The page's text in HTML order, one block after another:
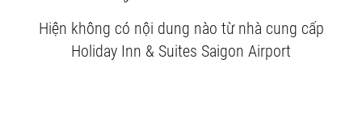
Hiện không có nội dung nào từ nhà cung cấp
Holiday Inn & Suites Saigon Airport